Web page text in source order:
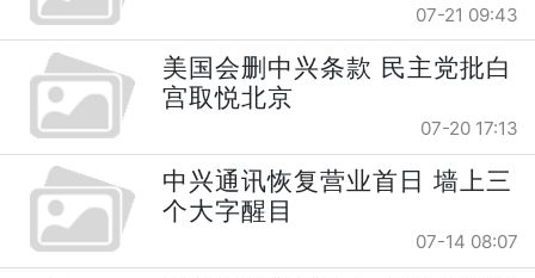
07-21 09:43
美国会删中兴条款 民主党批白
宫取悦北京
07-20 17:13
中兴通讯恢复营业首日 墙上三
个大字醒目
07-14 08:07